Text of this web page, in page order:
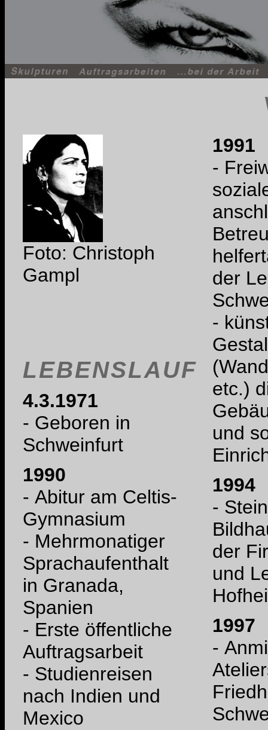
Foto: Christoph
Gampl
LEBENSLAUF
4.3.1971
- Geboren in
Schweinfurt
1990
- Abitur am Celtis-
Gymnasium
- Mehrmonatiger
Sprachaufenthalt
in Granada,
Spanien
- Erste öffentliche
Auftragsarbeit
- Studienreisen
nach Indien und
Mexico
1991
-
der
-
etc.) diverser
und
1994
-
der
und
1997
-